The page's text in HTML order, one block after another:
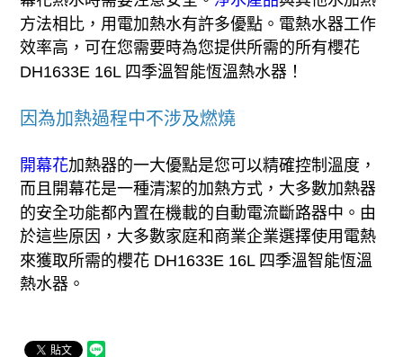
方法相比，用電加熱水有許多優點。電熱水器工作
效率高，可在您需要時為您提供所需的所有櫻花
DH1633E 16L 四季溫智能恆溫熱水器！
因為加熱過程中不涉及燃燒
開幕花加熱器的一大優點是您可以精確控制溫度，
而且開幕花是一種清潔的加熱方式，大多數加熱器
的安全功能都內置在機載的自動電流斷路器中。由
於這些原因，大多數家庭和商業企業選擇使用電熱
來獲取所需的櫻花 DH1633E 16L 四季溫智能恆溫
熱水器。